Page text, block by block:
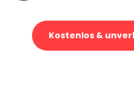
Kostenlos &